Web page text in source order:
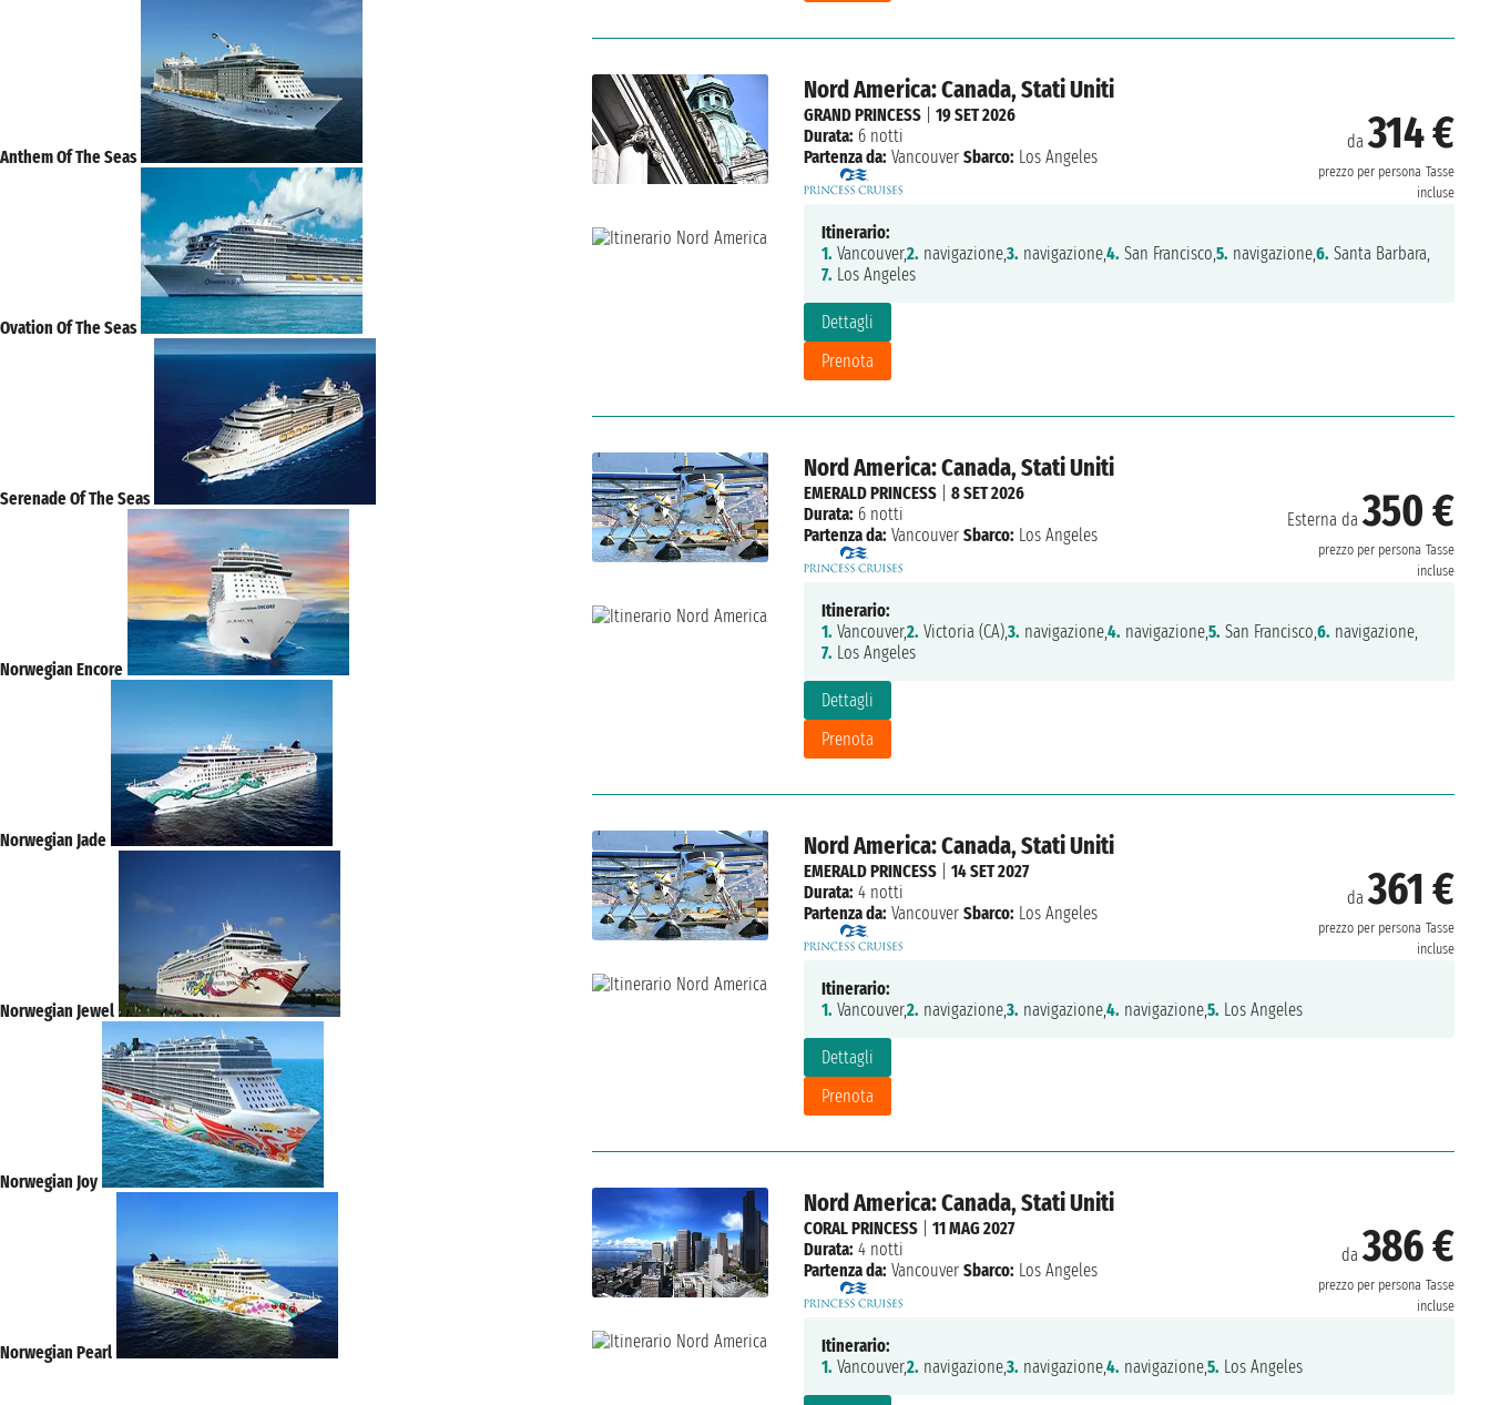
Nord America: Canada, Stati Uniti
da314 €
prezzo per persona Tasse
incluse
Dettagli
Prenota
GRAND PRINCESS| 19 SET 2026
Durata: 6 notti
Partenza da: Vancouver Sbarco: Los Angeles
Itinerario:
1. Vancouver,2. navigazione,3. navigazione,4. San Francisco,5. navigazione,6. Santa Barbara,
7. Los Angeles
Nord America: Canada, Stati Uniti
Esterna da350 €
prezzo per persona Tasse
incluse
Dettagli
Prenota
EMERALD PRINCESS| 8 SET 2026
Durata: 6 notti
Partenza da: Vancouver Sbarco: Los Angeles
Itinerario:
1. Vancouver,2. Victoria (CA),3. navigazione,4. navigazione,5. San Francisco,6. navigazione,
7. Los Angeles
Nord America: Canada, Stati Uniti
da361 €
prezzo per persona Tasse
incluse
Dettagli
Prenota
EMERALD PRINCESS| 14 SET 2027
Durata: 4 notti
Partenza da: Vancouver Sbarco: Los Angeles
Itinerario:
1. Vancouver,2. navigazione,3. navigazione,4. navigazione,5. Los Angeles
Nord America: Canada, Stati Uniti
da386 €
prezzo per persona Tasse
incluse
CORAL PRINCESS| 11 MAG 2027
Durata: 4 notti
Partenza da: Vancouver Sbarco: Los Angeles
Itinerario:
1. Vancouver,2. navigazione,3. navigazione,4. navigazione,5. Los Angeles
Anthem Of The Seas
Ovation Of The Seas
Serenade Of The Seas
Norwegian Encore
Norwegian Jade
Norwegian Jewel
Norwegian Joy
Norwegian Pearl